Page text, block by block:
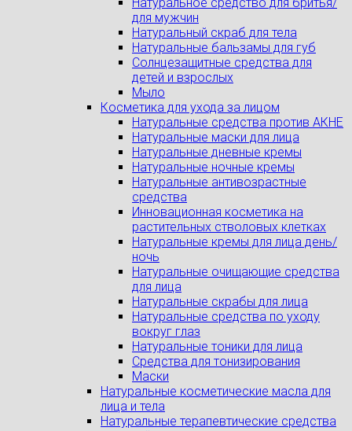
Натуральное средство для бритья/
для мужчин
Натуральный скраб для тела
Натуральные бальзамы для губ
Солнцезащитные средства для
детей и взрослых
Мыло
Косметика для ухода за лицом
Натуральные средства против АКНЕ
Натуральные маски для лица
Натуральные дневные кремы
Натуральные ночные кремы
Натуральные антивозрастные
средства
Инновационная косметика на
растительных стволовых клетках
Натуральные кремы для лица день/
ночь
Натуральные очищающие средства
для лица
Натуральные скрабы для лица
Натуральные средства по уходу
вокруг глаз
Натуральные тоники для лица
Средства для тонизирования
Маски
Натуральные косметические масла для
лица и тела
Натуральные терапевтические средства